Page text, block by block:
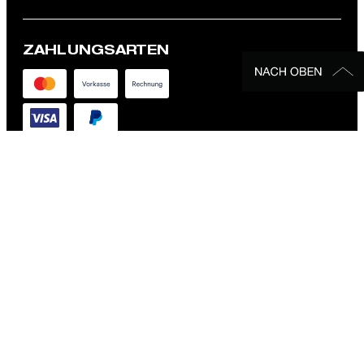
ZAHLUNGSARTEN